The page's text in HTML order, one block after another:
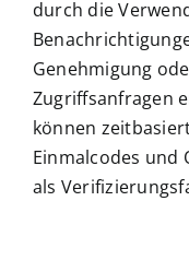
durch die
Genehmigung
Zugriffsanfragen
können
Einmalcodes und
als